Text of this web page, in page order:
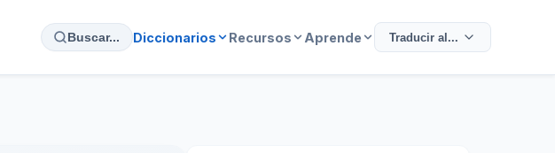
Buscar... Diccionarios Recursos Aprende Traducir al...